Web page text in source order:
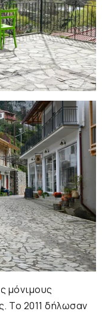
μόνιμους
Το 2011 δήλωσαν